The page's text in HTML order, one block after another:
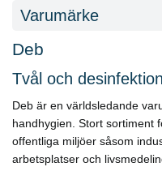
Varumärke
Deb
Tvål och
Deb är en världsledande
handhygien. Stort sortiment
offentliga miljöer såsom
arbetsplatser och